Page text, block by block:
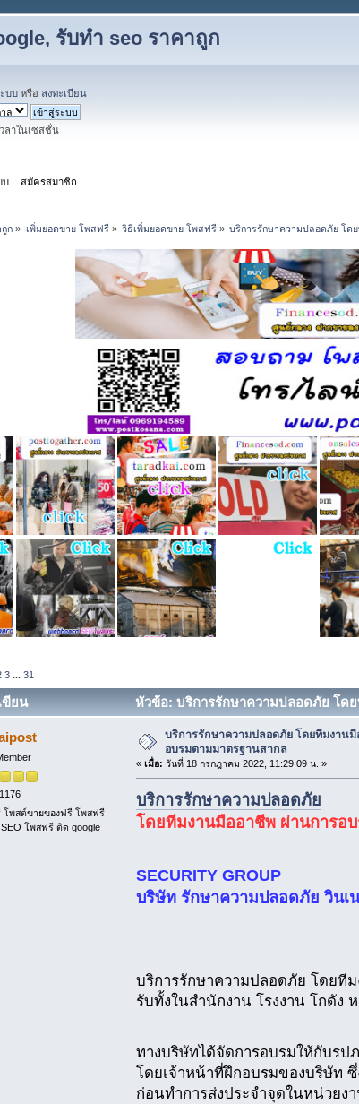
รับทำ seo ราคาถูก
บบ หรือ ลงทะเบียน
ลาในเซสชั่น
บ สมัครสมาชิก
ก » เพิ่มยอดขาย โพสฟรี» วิธีเพิ่มยอดขาย โพสฟรี» บริการรักษาความปลอดภัย โด
3 ...31
ขียน หัวข้อ: บริการรักษาความปลอดภัย โด
โพสต์ขายของฟรี โพสฟรี
โพสฟรี ติด google
บริการรักษาความปลอดภัย โดยทีมงานมื
อบรมตามมาตรฐานสากล
« เมื่อ: วันที่ 18 กรกฎาคม 2022, 11:29:09 น. »
บริการรักษาความปลอดภัย
โดยทีมงานมืออาชีพ ผ่านการอ
SECURITY GROUP
บริษัท รักษาความปลอดภัย วินเ
บริการรักษาความปลอดภัย โดยที
รับทั้งในสำนักงาน โรงงาน โกดัง
ทางบริษัทได้จัดการอบรมให้กับรป
โดยเจ้าหน้าที่ฝึกอบรมของบริษัท
ก่อนทำการส่งประจำจุดในหน่วยง